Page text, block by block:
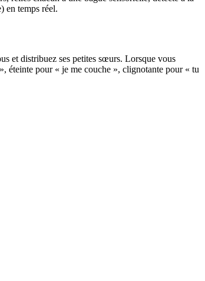
en temps réel.
et distribuez ses petites sœurs. Lorsque vous
éteinte pour « je me couche », clignotante pour « tu